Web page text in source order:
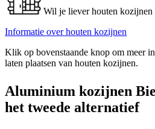
Wil je liever houten
Informatie over houten kozijnen
Klik op bovenstaande knop om meer
laten plaatsen van houten kozijnen.
Aluminium kozijnen
het tweede alternatief